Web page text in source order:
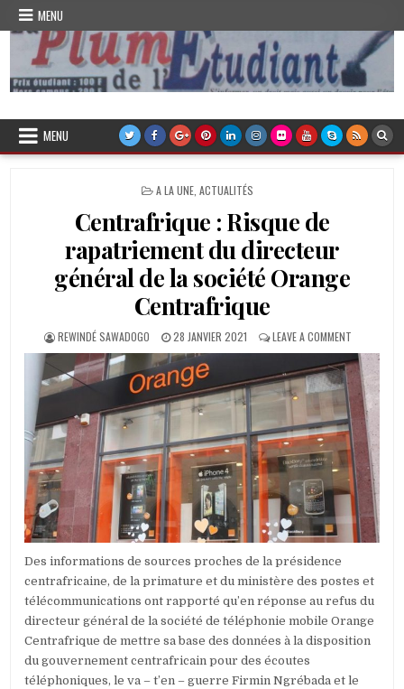
Skip
content
MENU
Plume de l'Etudiant
MENU
POSTED
A LA UNE ACTUALITÉS
Centrafrique : Risque de
rapatriement du directeur
général de la société Orange
Centrafrique
AUTHOR:
REWINDÉ SAWADOGO
PUBLISHED
DATE:
28 JANVIER 2021 LEAVE A COMMENTON
:
RISQUE
DE
DU
DIRECTEUR
GÉNÉRAL
DE
LA
SOCIÉTÉ
ORANGE
Des informations de sources proches de la présidence
centrafricaine, de la primature et du ministère des postes et
télécommunications ont rapporté qu’en réponse au refus du
directeur général de la société de téléphonie mobile Orange
Centrafrique de mettre sa base des données à la disposition
du gouvernement centrafricain pour des écoutes
téléphoniques, le va – t’en – guerre Firmin Ngrébada et le